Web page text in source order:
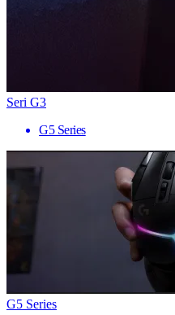
Seri G3
G5 Series
G5 Series